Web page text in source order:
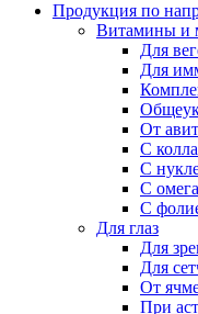
Продукция по
Витамины и
Для
Для
От
С
С
С
С
Для глаз
Для
Для
От
При